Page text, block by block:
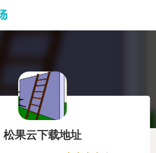
松果云下载地址